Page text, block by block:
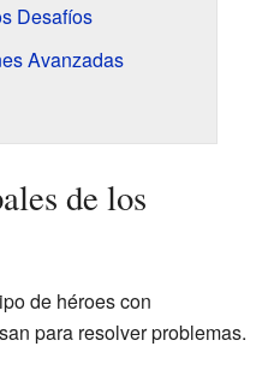
Desafíos
Avanzadas
de los
de héroes con
para resolver problemas.